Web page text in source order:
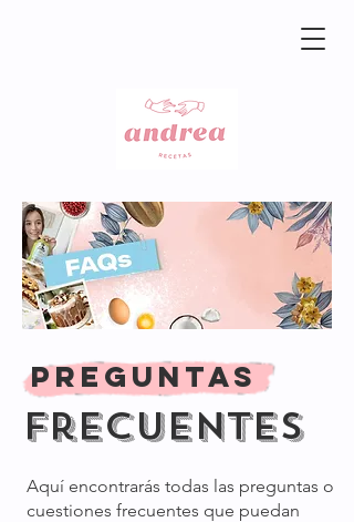
frecuentes
preguntas
Aquí encontrarás todas las preguntas o
cuestiones frecuentes que puedan